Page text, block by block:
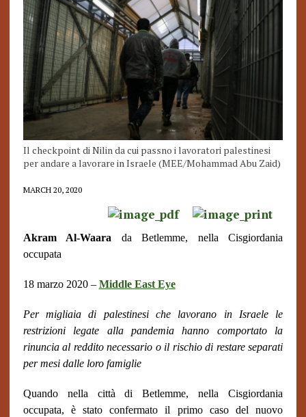
Il checkpoint di Nilin da cui passno i lavoratori palestinesi
per andare a lavorare in Israele (MEE/Mohammad Abu Zaid)
MARCH 20, 2020
Akram Al-Waara da Betlemme, nella Cisgiordania
occupata
18 marzo 2020 – Middle East Eye
Per migliaia di palestinesi che lavorano in Israele le
restrizioni legate alla pandemia hanno comportato la
rinuncia al reddito necessario o il rischio di restare separati
per mesi dalle loro famiglie
Quando nella città di Betlemme, nella Cisgiordania
occupata, è stato confermato il primo caso del nuovo